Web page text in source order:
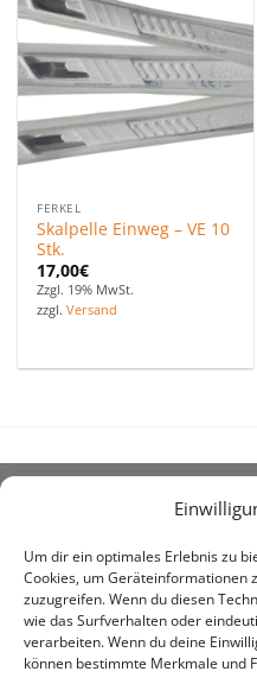
Um dir ein optimales Erlebnis zu
Cookies, um Geräteinformationen
zuzugreifen. Wenn du diesen
wie das Surfverhalten oder
verarbeiten. Wenn du deine
können bestimmte Merkmale und
Zu den
Favoriten
hinzufügen
FERKEL
Skalpelle Einweg – VE 10
Stk.
17,00€
Zzgl. 19% MwSt.
zzgl.Versand